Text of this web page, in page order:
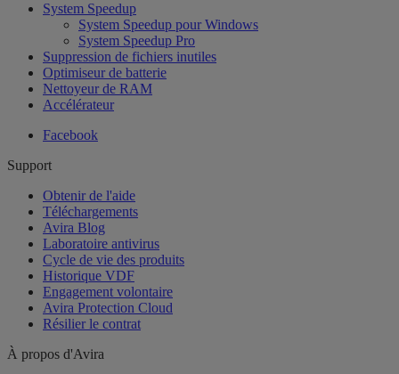
System Speedup
System Speedup pour Windows
System Speedup Pro
Suppression de fichiers inutiles
Optimiseur de batterie
Nettoyeur de RAM
Accélérateur
Facebook
Support
Obtenir de l'aide
Téléchargements
Avira Blog
Laboratoire antivirus
Cycle de vie des produits
Historique VDF
Engagement volontaire
Avira Protection Cloud
Résilier le contrat
À propos d'Avira